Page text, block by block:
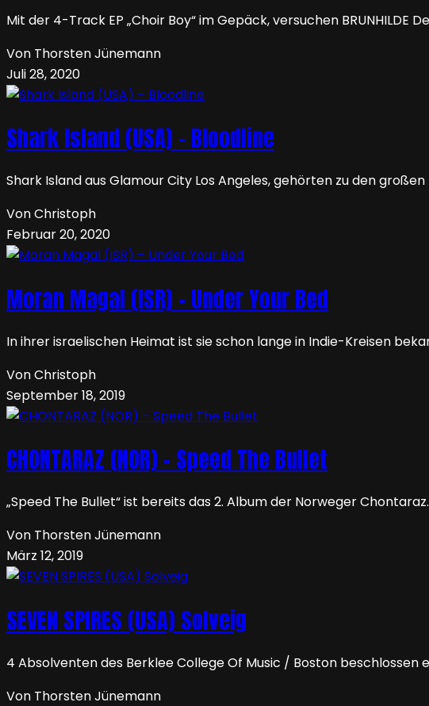
Mit der 4-Track EP „Choir Boy“ im Gepäck, versuchen
Von Thorsten Jünemann
Juli 28, 2020
Shark Island (USA) – Bloodline
Shark Island aus Glamour City Los Angeles, gehörten zu den
Von Christoph
Februar 20, 2020
Moran Magal (ISR) – Under Your Bed
In ihrer israelischen Heimat ist sie schon lange in Indie-Kreisen
Von Christoph
September 18, 2019
CHONTARAZ (NOR) – Speed The Bullet
„Speed The Bullet“ ist bereits das 2. Album der Norweger
Von Thorsten Jünemann
März 12, 2019
SEVEN SPIRES (USA) Solveig
4 Absolventen des Berklee College Of Music / Boston beschlossen
Von Thorsten Jünemann